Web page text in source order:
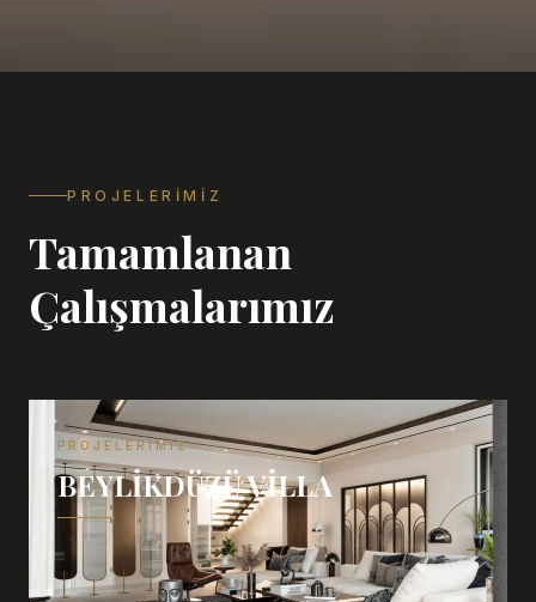
PROJELERIMIZ
Tamamlanan
Çalışmalarımız
PROJELERIMIZ
BEYLIKDÜZÜ VILLA